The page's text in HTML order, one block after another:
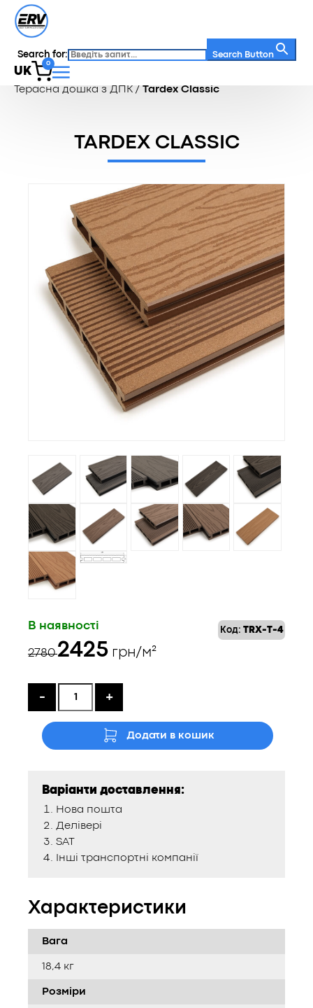
Search for: Search Button
UK
0
Головна / Каталог
Терасна дошка з ДПК / Tardex Classic
TARDEX CLASSIC
Код: TRX-T-4
В наявності
2780
Оригінальна
2780 ₴.
2425
Поточна
2425 ₴.
грн/м²
- +
Додати в кошик
Варіанти доставлення:
Нова пошта
Делівері
SAT
Інші транспортні компанії
Характеристики
Вага
18,4 кг
Розміри